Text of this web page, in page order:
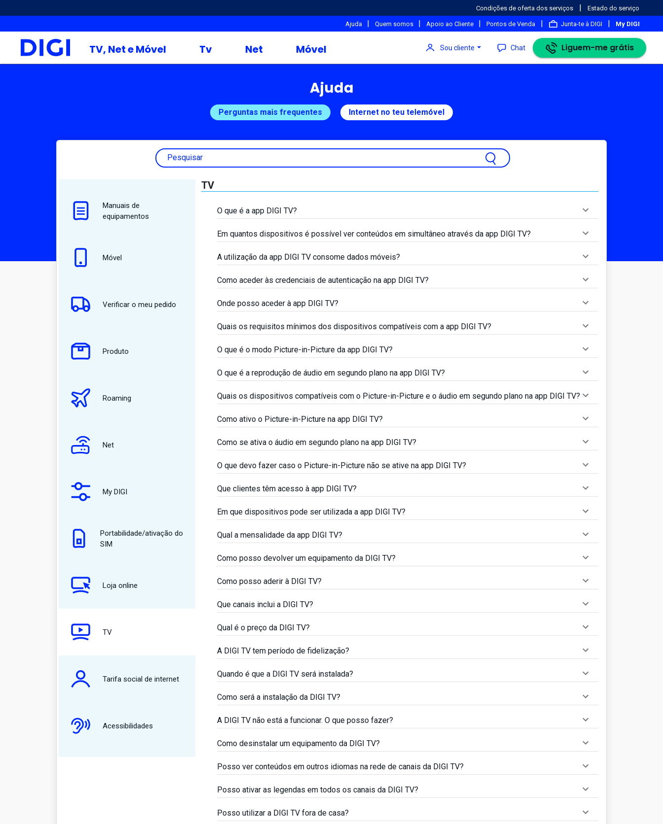
Condições de oferta dos serviços | Estado do serviço
Ajuda | Quem somos | Apoio ao Cliente | Pontos de Venda | Junta-te à DIGI | My DIGI
TV, Net e Móvel Tv Net Móvel Sou cliente Chat Liguem-me grátis
Ajuda
Perguntas mais frequentes Internet no teu telemóvel
Pesquisar
Manuais de
equipamentos
Móvel
Verificar o meu pedido
Produto
Roaming
Net
My DIGI
Portabilidade/ativação do
SIM
Loja online
TV
Tarifa social de internet
Acessibilidades
TV
O que é a app DIGI TV?
Em quantos dispositivos é possível ver conteúdos em simultâneo através da app DIGI TV?
A utilização da app DIGI TV consome dados móveis?
Como aceder às credenciais de autenticação na app DIGI TV?
Onde posso aceder à app DIGI TV?
Quais os requisitos mínimos dos dispositivos compatíveis com a app DIGI TV?
O que é o modo Picture-in-Picture da app DIGI TV?
O que é a reprodução de áudio em segundo plano na app DIGI TV?
Quais os dispositivos compatíveis com o Picture-in-Picture e o áudio em segundo plano na app DIGI TV?
Como ativo o Picture-in-Picture na app DIGI TV?
Como se ativa o áudio em segundo plano na app DIGI TV?
O que devo fazer caso o Picture-in-Picture não se ative na app DIGI TV?
Que clientes têm acesso à app DIGI TV?
Em que dispositivos pode ser utilizada a app DIGI TV?
Qual a mensalidade da app DIGI TV?
Como posso devolver um equipamento da DIGI TV?
Como posso aderir à DIGI TV?
Que canais inclui a DIGI TV?
Qual é o preço da DIGI TV?
A DIGI TV tem período de fidelização?
Quando é que a DIGI TV será instalada?
Como será a instalação da DIGI TV?
A DIGI TV não está a funcionar. O que posso fazer?
Como desinstalar um equipamento da DIGI TV?
Posso ver conteúdos em outros idiomas na rede de canais da DIGI TV?
Posso ativar as legendas em todos os canais da DIGI TV?
Posso utilizar a DIGI TV fora de casa?